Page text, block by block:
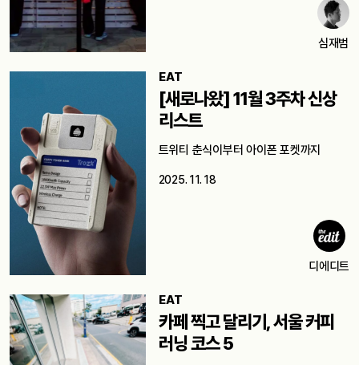
심재범
EAT
[새로나왔] 11월 3주차 신상
리스트
트위티 춘식이부터 아이폰 포켓까지
2025. 11. 18
디에디트
EAT
카페 찍고 달리기, 서울 커피
러닝 코스 5